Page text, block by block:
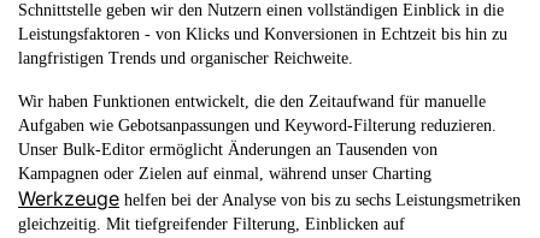
Schnittstelle geben wir den Nutzern einen vollständigen Einblick in die
Leistungsfaktoren - von Klicks und Konversionen in Echtzeit bis hin zu
langfristigen Trends und organischer Reichweite.
Wir haben Funktionen entwickelt, die den Zeitaufwand für manuelle
Aufgaben wie Gebotsanpassungen und Keyword-Filterung reduzieren.
Unser Bulk-Editor ermöglicht Änderungen an Tausenden von
Kampagnen oder Zielen auf einmal, während unser Charting
Werkzeuge helfen bei der Analyse von bis zu sechs Leistungsmetriken
gleichzeitig. Mit tiefgreifender Filterung, Einblicken auf